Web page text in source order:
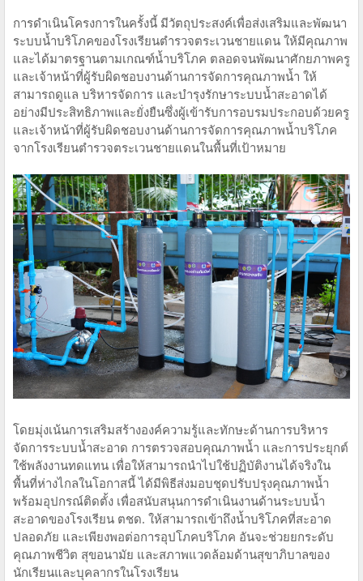
การดำเนินโครงการในครั้งนี้ มีวัตถุประสงค์เพื่อส่งเสริมและพัฒนา
ระบบน้ำบริโภคของโรงเรียนตำรวจตระเวนชายแดน ให้มีคุณภาพ
และได้มาตรฐานตามเกณฑ์น้ำบริโภค ตลอดจนพัฒนาศักยภาพครู
และเจ้าหน้าที่ผู้รับผิดชอบงานด้านการจัดการคุณภาพน้ำ ให้
สามารถดูแล บริหารจัดการ และบำรุงรักษาระบบน้ำสะอาดได้
อย่างมีประสิทธิภาพและยั่งยืนซึ่งผู้เข้ารับการอบรมประกอบด้วยครู
และเจ้าหน้าที่ผู้รับผิดชอบงานด้านการจัดการคุณภาพน้ำบริโภค
จากโรงเรียนตำรวจตระเวนชายแดนในพื้นที่เป้าหมาย
โดยมุ่งเน้นการเสริมสร้างองค์ความรู้และทักษะด้านการบริหาร
จัดการระบบน้ำสะอาด การตรวจสอบคุณภาพน้ำ และการประยุกต์
ใช้พลังงานทดแทน เพื่อให้สามารถนำไปใช้ปฏิบัติงานได้จริงใน
พื้นที่ห่างไกลในโอกาสนี้ ได้มีพิธีส่งมอบชุดปรับปรุงคุณภาพน้ำ
พร้อมอุปกรณ์ติดตั้ง เพื่อสนับสนุนการดำเนินงานด้านระบบน้ำ
สะอาดของโรงเรียน ตชด. ให้สามารถเข้าถึงน้ำบริโภคที่สะอาด
ปลอดภัย และเพียงพอต่อการอุปโภคบริโภค อันจะช่วยยกระดับ
คุณภาพชีวิต สุขอนามัย และสภาพแวดล้อมด้านสุขาภิบาลของ
นักเรียนและบุคลากรในโรงเรียน